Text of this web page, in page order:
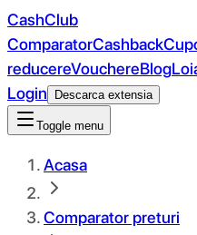
CashClub
ComparatorCashback
reducereVouchereBlog
Login
Descarca extensia
Toggle menu
Acasa
Comparator preturi